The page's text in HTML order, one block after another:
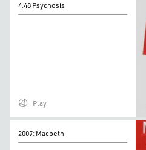
Psychosis
4.48 Psychosis
Play
Macbeth
2007: Macbeth